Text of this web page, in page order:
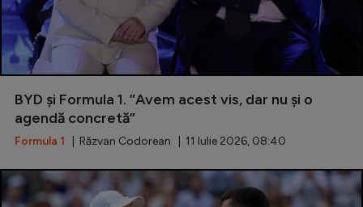
BYD și Formula 1. ”Avem acest vis, dar nu și o
agendă concretă”
Formula 1 | Răzvan Codorean | 11 Iulie 2026, 08:40